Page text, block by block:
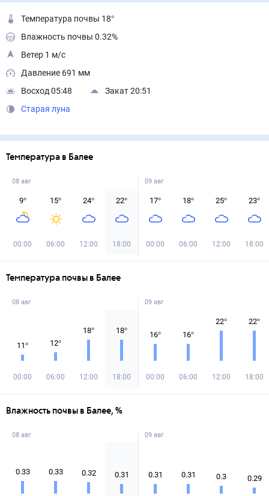
Температура почвы 18°
Влажность почвы 0.32%
Ветер 1 м/с
Давление 691 мм
Восход 05:48
Закат 20:51
Старая луна
Температура в Балее
08 авг
9°
00:00
15°
06:00
24°
12:00
22°
18:00
09 авг
17°
00:00
18°
06:00
25°
12:00
23°
18:00
Температура почвы в Балее
08 авг
11°
00:00
12°
06:00
18°
12:00
18°
18:00
09 авг
16°
00:00
16°
06:00
22°
12:00
22°
18:00
Влажность почвы в Балее, %
08 авг
0.33 0.33 0.32 0.31
09 авг
0.31 0.31 0.3 0.29